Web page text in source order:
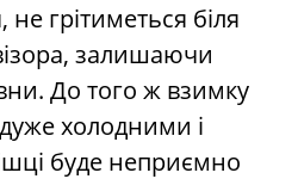
не грітиметься біля
залишаючи
До того ж взимку
холодними і
буде неприємно